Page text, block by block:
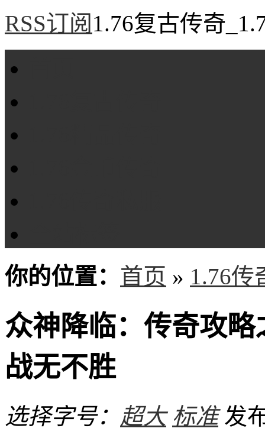
RSS订阅 1.76复古传奇
你的位置： 首页 » 1.76传
众神降临：传奇攻
战无不胜
选择字号： 超大 标准 发